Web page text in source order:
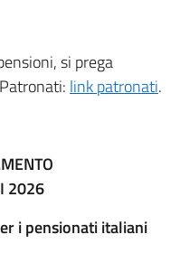
si prega
link patronati.
2026
i pensionati italiani